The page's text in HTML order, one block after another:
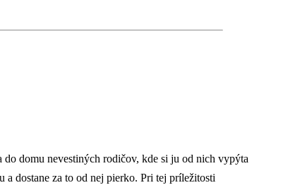
domu nevestiných rodičov, kde si ju od nich vypýta
a dostane za to od nej pierko. Pri tej príležitosti